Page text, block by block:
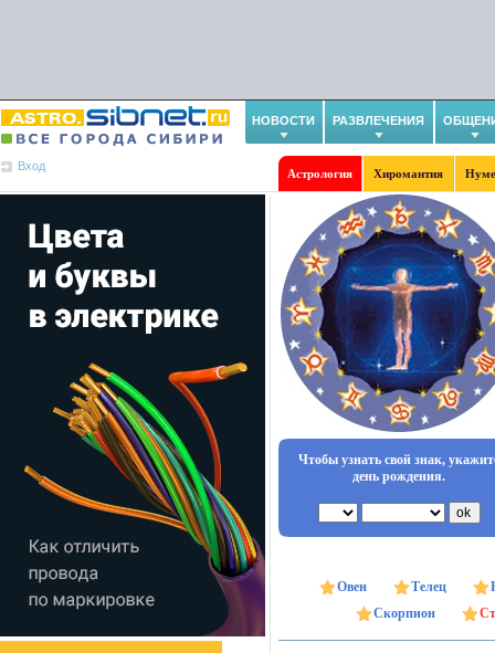
НОВОСТИ РАЗВЛЕЧЕНИЯ
Вход
Астрология Хиромантия
Чтобы узнать свой знак,
день рождения.
Овен Телец
Скорпион